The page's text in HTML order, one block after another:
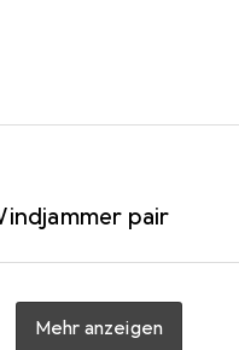
pair
Mehr anzeigen